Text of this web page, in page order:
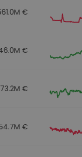
€
€
€
€